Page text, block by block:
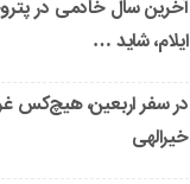
آخرین سال خادمی در
ایلام، شاید …
در سفر اربعین، هیچ‌کس
خیرالهی